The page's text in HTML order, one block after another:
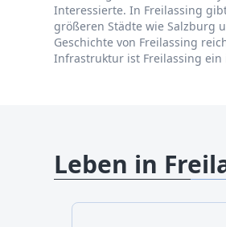
Interessierte. In Freilassing
größeren Städte wie Salzburg
Geschichte von Freilassing
Infrastruktur ist Freilassing
Leben in